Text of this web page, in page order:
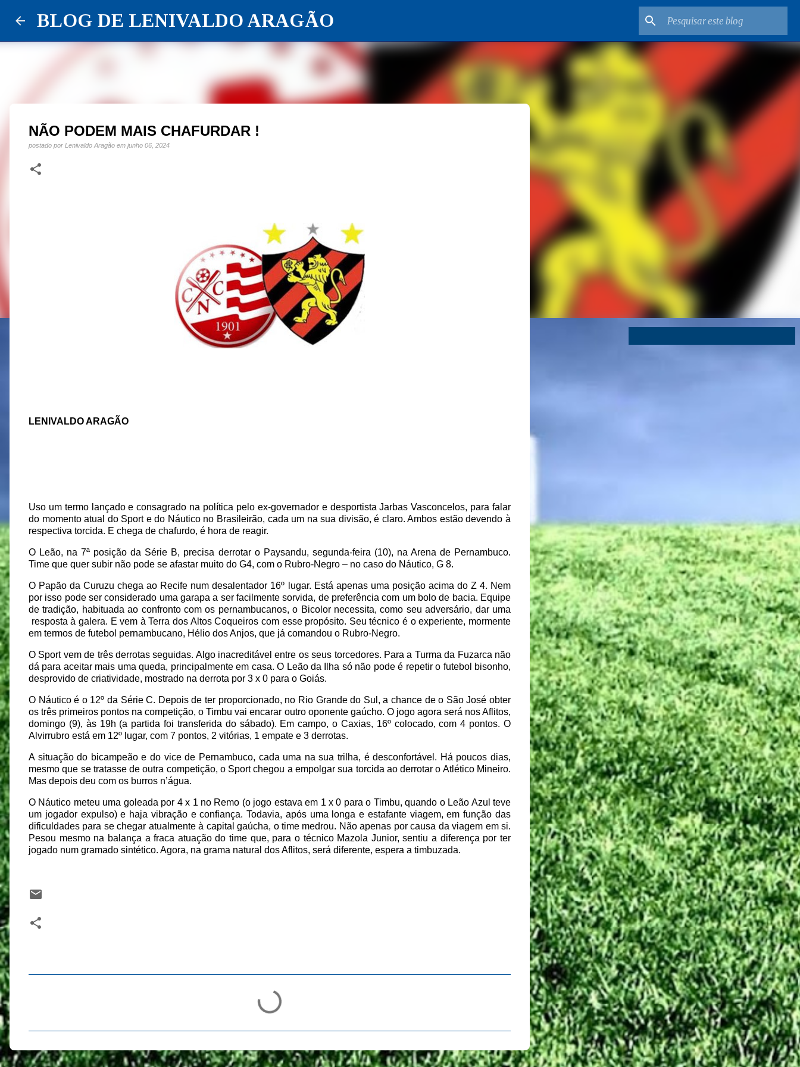
BLOG DE LENIVALDO ARAGÃO
NÃO PODEM MAIS CHAFURDAR !
postado por Lenivaldo Aragão em junho 06, 2024
LENIVALDO ARAGÃO
Uso um termo lançado e consagrado na política pelo ex-governador e desportista Jarbas Vasconcelos, para falar
do momento atual do Sport e do Náutico no Brasileirão, cada um na sua divisão, é claro. Ambos estão devendo à
respectiva torcida. E chega de chafurdo, é hora de reagir.
O Leão, na 7ª posição da Série B, precisa derrotar o Paysandu, segunda-feira (10), na Arena de Pernambuco.
Time que quer subir não pode se afastar muito do G4, com o Rubro-Negro – no caso do Náutico, G 8.
O Papão da Curuzu chega ao Recife num desalentador 16º lugar. Está apenas uma posição acima do Z 4. Nem
por isso pode ser considerado uma garapa a ser facilmente sorvida, de preferência com um bolo de bacia. Equipe
de tradição, habituada ao confronto com os pernambucanos, o Bicolor necessita, como seu adversário, dar uma
resposta à galera. E vem à Terra dos Altos Coqueiros com esse propósito. Seu técnico é o experiente, mormente
em termos de futebol pernambucano, Hélio dos Anjos, que já comandou o Rubro-Negro.
O Sport vem de três derrotas seguidas. Algo inacreditável entre os seus torcedores. Para a Turma da Fuzarca não
dá para aceitar mais uma queda, principalmente em casa. O Leão da Ilha só não pode é repetir o futebol bisonho,
desprovido de criatividade, mostrado na derrota por 3 x 0 para o Goiás.
O Náutico é o 12º da Série C. Depois de ter proporcionado, no Rio Grande do Sul, a chance de o São José obter
os três primeiros pontos na competição, o Timbu vai encarar outro oponente gaúcho. O jogo agora será nos Aflitos,
domingo (9), às 19h (a partida foi transferida do sábado). Em campo, o Caxias, 16º colocado, com 4 pontos. O
Alvirrubro está em 12º lugar, com 7 pontos, 2 vitórias, 1 empate e 3 derrotas.
A situação do bicampeão e do vice de Pernambuco, cada uma na sua trilha, é desconfortável. Há poucos dias,
mesmo que se tratasse de outra competição, o Sport chegou a empolgar sua torcida ao derrotar o Atlético Mineiro.
Mas depois deu com os burros n’água.
O Náutico meteu uma goleada por 4 x 1 no Remo (o jogo estava em 1 x 0 para o Timbu, quando o Leão Azul teve
um jogador expulso) e haja vibração e confiança. Todavia, após uma longa e estafante viagem, em função das
dificuldades para se chegar atualmente à capital gaúcha, o time medrou. Não apenas por causa da viagem em si.
Pesou mesmo na balança a fraca atuação do time que, para o técnico Mazola Junior, sentiu a diferença por ter
jogado num gramado sintético. Agora, na grama natural dos Aflitos, será diferente, espera a timbuzada.
n